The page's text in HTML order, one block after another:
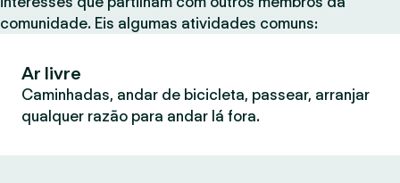
comunidade. Eis algumas atividades comuns:
Ar livre
Caminhadas, andar de bicicleta, passear, arranjar
qualquer razão para andar lá fora.